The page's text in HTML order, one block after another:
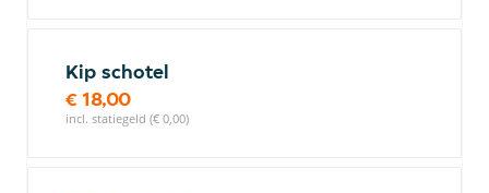
Kip schotel
€ 18,00
incl. statiegeld (€ 0,00)